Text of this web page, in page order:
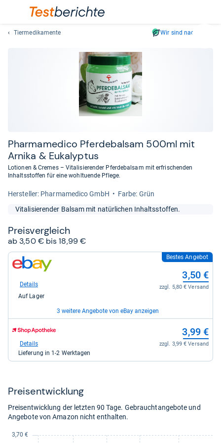
sich
Tiermedikamente Wir sind nachhaltig
Phar­ma­me­dico Pfer­de­bal­sam 500ml mit
Arnika & Euka­lyp­tus
Lotionen & Cremes – Vitalisierender Pferdebalsam mit erfrischenden
Inhaltsstoffen für eine wohltuende Pflege.
Her­stel­ler: Pharmamedico GmbH
Farbe: Grün
Vitalisierender Balsam mit natürlichen Inhaltsstoffen.
Preis­ver­gleich
ab 3,50 € bis 18,99 €
zum
Shop:
eBay
3,50
Bestes Angebot
3,50 €
zzgl. 5,80 € Versand
Details
Auf Lager
3 weitere Angebote von eBay anzeigen
zum
Shop:
eBay
3,90 €
zzgl. 5,95 € Versand
Details
Auf Lager
eBay
10,20
kaufen.
Details
Auf Lager
zum
Shop:
eBayAuf Lager
zum
Shop:
Shop
kaufen.
3,99 €
zzgl. 3,99 € Versand
Details
Lieferung in 1-2 Werktagen
Preis­ent­wick­lung
Preisentwicklung der letzten 90 Tage. Gebrauchtangebote und
Angebote von Amazon nicht enthalten.